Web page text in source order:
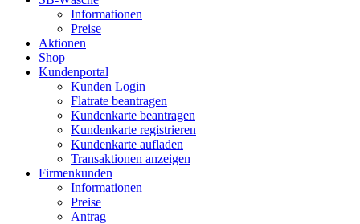
Informationen
Preise
Aktionen
Shop
Kundenportal
Kunden Login
Flatrate beantragen
Kundenkarte beantragen
Kundenkarte registrieren
Kundenkarte aufladen
Transaktionen anzeigen
Firmenkunden
Informationen
Preise
Antrag